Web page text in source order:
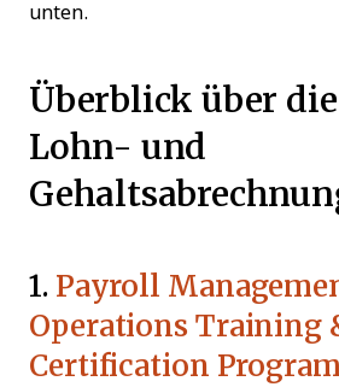
unten.
Überblick über
Lohn- und
1. Payroll
Operations Training
Certification